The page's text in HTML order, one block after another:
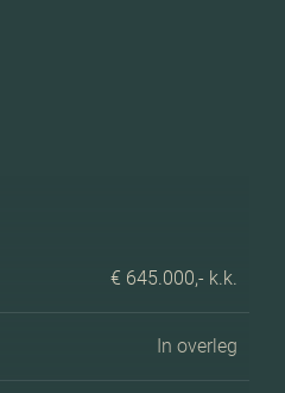
€ 645.000,- k.k.
In overleg